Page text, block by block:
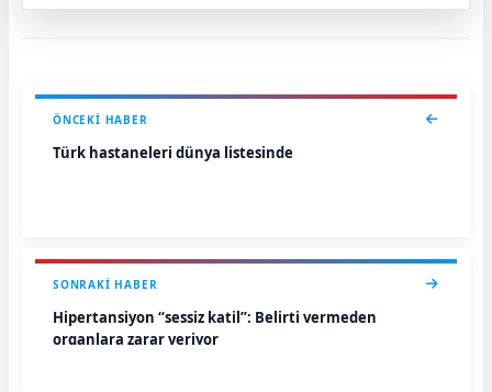
ÖNCEKI HABER
Türk hastaneleri dünya listesinde
SONRAKI HABER
Hipertansiyon “sessiz katil”: Belirti vermeden
organlara zarar veriyor